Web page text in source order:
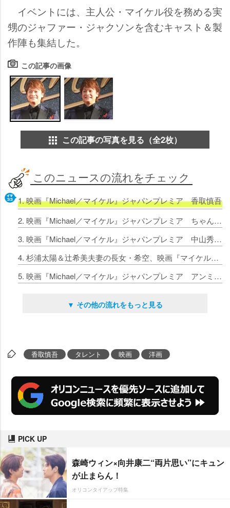
イベントには、主人公・マイケル役を務める実
甥のジャファー・ジャクソンを含むキャスト＆製
作陣も集結した。
この記事の画像
この記事の写真を見る（全2枚）
このニュースの流れをチェック
1. 映画『Michael／マイケル』ジャパンプレミア 香取慎吾
2. 映画『Michael／マイケル』ジャパンプレミア ちゃんみな、マイケルとの共通点は“ピーター・パン大好き”
3. 映画『Michael／マイケル』ジャパンプレミア 中山秀征、つま先立ち＆スライドウォークも披露
4. 杉浦太陽＆辻希美夫妻の長女・希空、映画『マイケル』ジャパンプレミア登場 会場から「かわいい！」の声
5. 映画『Michael／マイケル』ジャパンプレミア アンミカがマイケル風“ナポレオンジャケット”で登場
▼ その他の流れをもっと見る
香取慎吾 タレント 映画 洋画
PICK UP
森崎ウィン×向井康二“両片思い”にキュン
が止まらん！
オリコンタイアップ特集